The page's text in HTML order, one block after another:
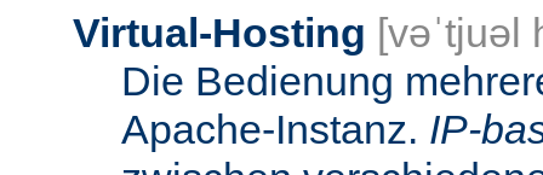
Virtual-Hosting [vəˈtjuəl
Die Bedienung
Apache-Instanz. IP-